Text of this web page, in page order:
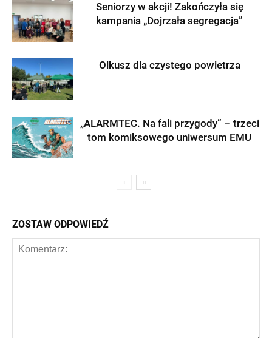
Seniorzy w akcji! Zakończyła się
kampania „Dojrzała segregacja”
Olkusz dla czystego powietrza
„ALARMTEC. Na fali przygody” – trzeci
tom komiksowego uniwersum EMU
ZOSTAW ODPOWIEDŹ